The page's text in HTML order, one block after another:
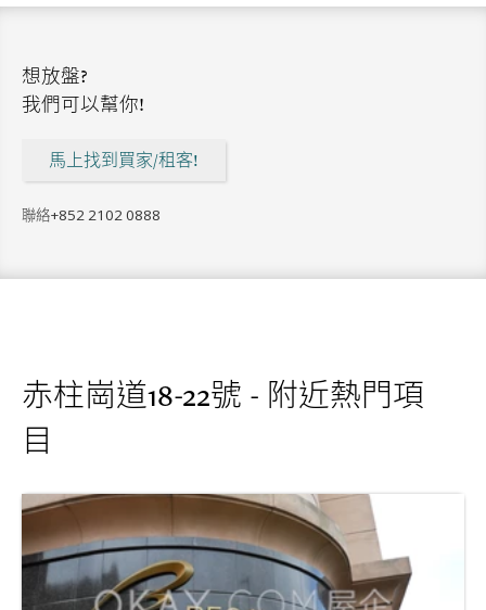
想放盤?
我們可以幫你!
馬上找到買家/租客!
聯絡+852 2102 0888
赤柱崗道18-22號 - 附近熱門項
目